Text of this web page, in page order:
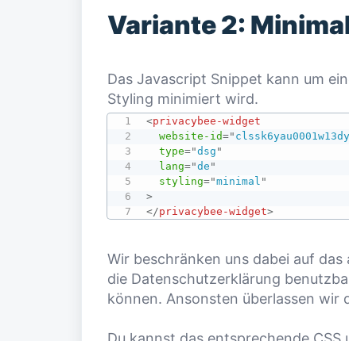
Variante 2:
Das Javascript Snippet kann um
Styling minimiert wird.
<privacybee-widget
website-id="
type="dsg "
lang="de "
styling="minimal "
>
</privacybee-widget>
Wir beschränken uns dabei auf
die Datenschutzerklärung
können. Ansonsten überlassen wir